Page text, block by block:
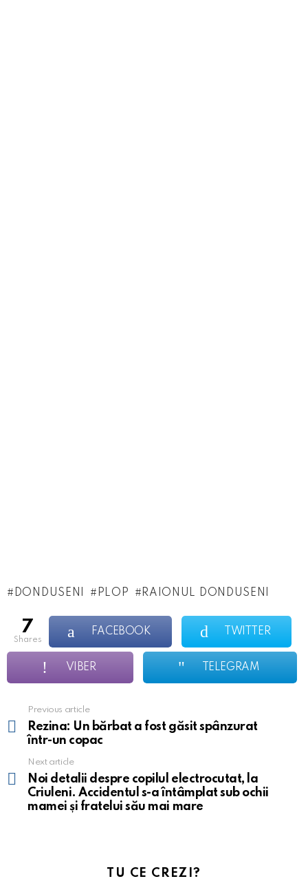
DONDUSENI PLOP RAIONUL DONDUSENI
7
shares
FACEBOOK TWITTER
VIBER TELEGRAM
more
Previous article
Rezina: Un bărbat a fost găsit spânzurat
într-un copac
Next article
Noi detalii despre copilul electrocutat, la
Criuleni. Accidentul s-a întâmplat sub ochii
mamei și fratelui său mai mare
TU CE CREZI?